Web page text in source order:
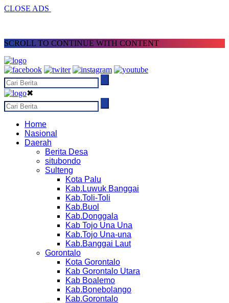
CLOSE ADS
SCROLL TO CONTINUE WITH CONTENT
✖
Home
Nasional
Daerah
Berita Desa
situbondo
Sulteng
Kota Palu
Kab.Luwuk Banggai
Kab.Toli-Toli
Kab.Buol
Kab.Donggala
Kab Tojo Una Una
Kab.Tojo Una-una
Kab.Banggai Laut
Gorontalo
Kota Gorontalo
Kab Gorontalo Utara
Kab Boalemo
Kab.Bonebolango
Kab.Gorontalo